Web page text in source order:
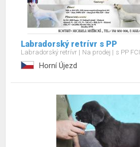
Labradorský retrívr s PP
Labradorský retrívr Na prodej s PP FCI
Horní Újezd